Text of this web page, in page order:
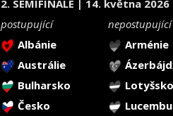
2. SEMIFINÁLE | 14. května 2026
postupující
nepostupující
Albánie
Arménie
Austrálie
Bulharsko
Lotyšsko
Česko